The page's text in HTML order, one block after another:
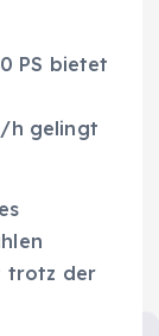
PS bietet
h gelingt
trotz der